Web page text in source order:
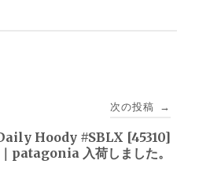
次の投稿 →
Hoody #SBLX [45310]
｜patagonia 入荷しました。